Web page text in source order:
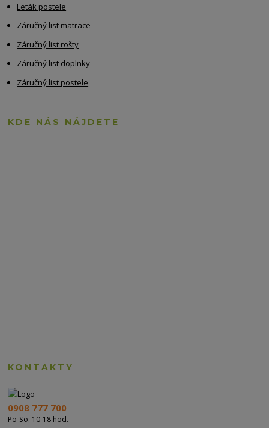
Leták postele
Záručný list matrace
Záručný list rošty
Záručný list doplnky
Záručný list postele
KDE NÁS NÁJDETE
KONTAKTY
0908 777 700
Po-So: 10-18 hod.